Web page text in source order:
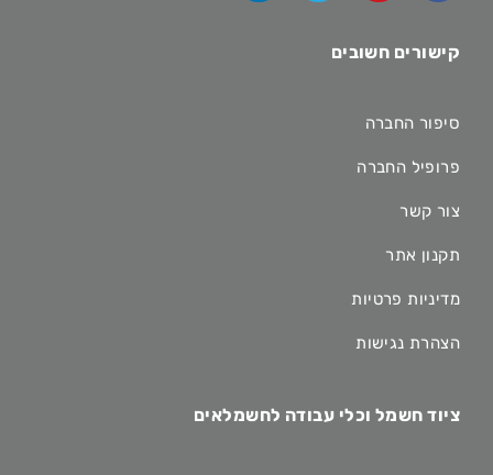
קישורים חשובים
סיפור החברה
פרופיל החברה
צור קשר
תקנון אתר
מדיניות פרטיות
הצהרת נגישות
ציוד חשמל וכלי עבודה לחשמלאים